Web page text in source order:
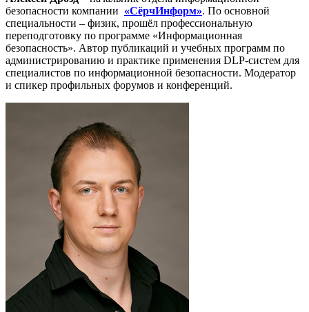
безопасности компании «СёрчИнформ». По основной
специальности – физик, прошёл профессиональную
переподготовку по программе «Информационная
безопасность». Автор публикаций и учебных программ по
администрированию и практике применения DLP-систем для
специалистов по информационной безопасности. Модератор
и спикер профильных форумов и конференций.